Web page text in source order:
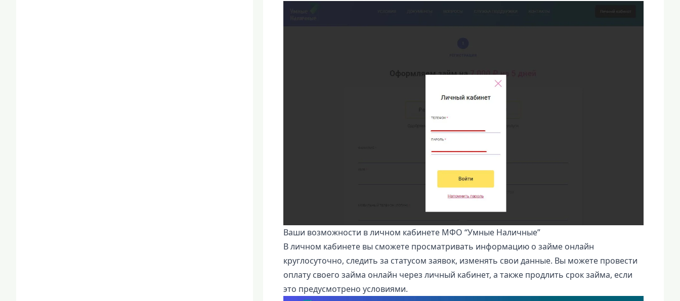
Ваши возможности в личном кабинете МФО “Умные Наличные”
В личном кабинете вы сможете просматривать информацию о займе онлайн
круглосуточно, следить за статусом заявок, изменять свои данные. Вы можете провести
оплату своего займа онлайн через личный кабинет, а также продлить срок займа, если
это предусмотрено условиями.